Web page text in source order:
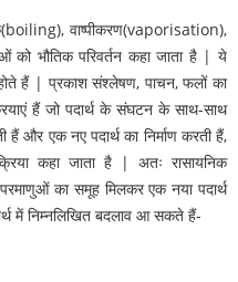
वाष्पीकरण(vaporisation),
भौतिक परिवर्तन कहा जाता है | ये
हैं | प्रकाश संश्लेषण, पाचन, फलों का
हैं जो पदार्थ के संघटन के साथ-साथ
और एक नए पदार्थ का निर्माण करती हैं,
कहा जाता है | अतः रासायनिक
का समूह मिलकर एक नया पदार्थ
में निम्नलिखित बदलाव आ सकते हैं-